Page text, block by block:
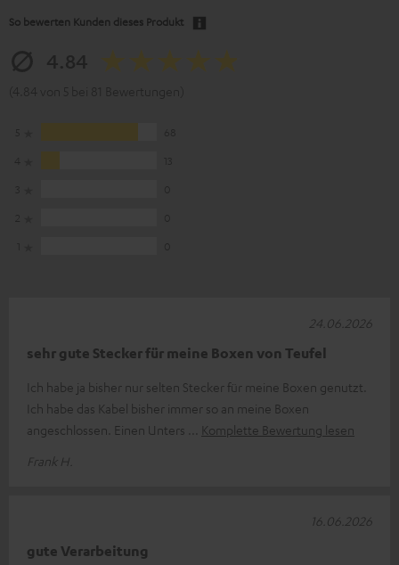
So bewerten Kunden dieses Produkt
sehr gute Stecker für meine Boxen von Teufel
Ich habe ja bisher nur selten Stecker für meine Boxen genutzt.
Ich habe das Kabel bisher immer so an meine Boxen
angeschlossen. Einen Unters
Komplette Bewertung lesen
Frank H.
24.06.2026
gute Verarbeitung
16.06.2026